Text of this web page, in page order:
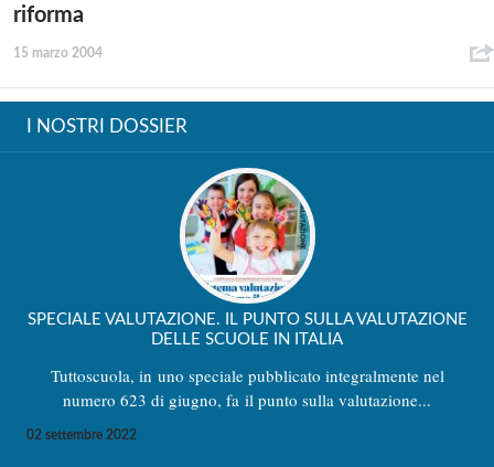
riforma
15 marzo 2004
I NOSTRI DOSSIER
SPECIALE VALUTAZIONE. IL PUNTO SULLA VALUTAZIONE
DELLE SCUOLE IN ITALIA
Tuttoscuola, in uno speciale pubblicato integralmente nel
numero 623 di giugno, fa il punto sulla valutazione...
02 settembre 2022